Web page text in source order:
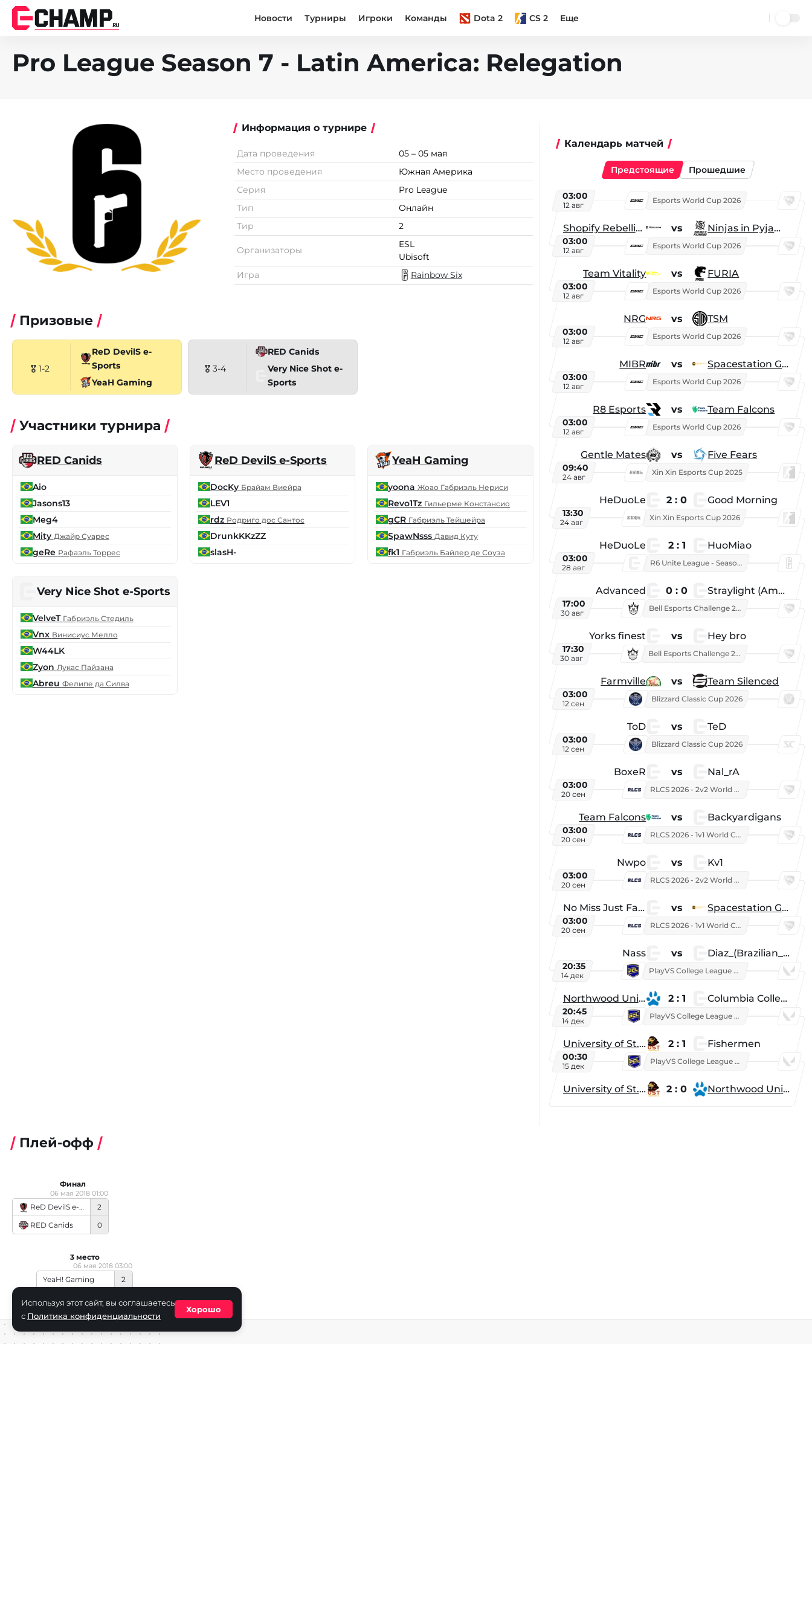
Новости Турниры Игроки Команды Dota 2 CS 2 Еще
Pro League Season 7 - Latin America: Relegation
Информация о турнире
Дата проведения
05 – 05 мая
Место проведения
Южная Америка
Серия
Pro League
Тип
Онлайн
Тир
2
Организаторы
ESL
Ubisoft
Игра
Rainbow Six
Призовые
🎖 1-2
ReD DevilS e-
Sports
YeaH Gaming
🎖 3-4
RED Canids
Very Nice Shot e-
Sports
Участники турнира
RED Canids
Aio
Jasons13
Meg4
Mity Джайр Суарес
geRe Рафаэль Торрес
ReD DevilS e-Sports
DocKy Брайам Виейра
LEV1
rdz Родриго дос Сантос
DrunkKKzZZ
slasH-
YeaH Gaming
yoona Жоао Габриэль Нериси
Revo1Tz Гильерме Констансио
gCR Габриэль Тейшейра
SpawNsss Давид Куту
fk1 Габриэль Байлер де Соуза
Very Nice Shot e-Sports
VelveT Габриэль Стедиль
Vnx Винисиус Мелло
W44LK
Zyon Лукас Пайзана
Abreu Фелипе да Силва
Календарь матчей
Предстоящие Прошедшие
03:00
12 авг
Esports World Cup 2026
Shopify Rebellion vs Ninjas in Pyjamas
03:00
12 авг
Esports World Cup 2026
Team Vitality vs FURIA
03:00
12 авг
Esports World Cup 2026
NRG vs TSM
03:00
12 авг
Esports World Cup 2026
MIBR vs Spacestation Gaming
03:00
12 авг
Esports World Cup 2026
R8 Esports vs Team Falcons
03:00
12 авг
Esports World Cup 2026
Gentle Mates vs Five Fears
09:40
24 авг
Xin Xin Esports Cup 2025
HeDuoLe 2 : 0 Good Morning
13:30
24 авг
Xin Xin Esports Cup 2026
HeDuoLe 2 : 1 HuoMiao
03:00
28 авг
R6 Unite League - Season 1
Advanced 0 : 0 Straylight (American team)
17:00
30 авг
Bell Esports Challenge 2026
Yorks finest vs Hey bro
17:30
30 авг
Bell Esports Challenge 2026
Farmville vs Team Silenced
03:00
12 сен
Blizzard Classic Cup 2026
ToD vs TeD
03:00
12 сен
Blizzard Classic Cup 2026
BoxeR vs Nal_rA
03:00
20 сен
RLCS 2026 - 2v2 World Championship
Team Falcons vs Backyardigans
03:00
20 сен
RLCS 2026 - 1v1 World Championship
Nwpo vs Kv1
03:00
20 сен
RLCS 2026 - 2v2 World Championship
No Miss Just Fake vs Spacestation Gaming
03:00
20 сен
RLCS 2026 - 1v1 World Championship
Nass vs Diaz_(Brazilian_Player)
20:35
14 дек
PlayVS College League 2025: Fall
Northwood University 2 : 1 Columbia College
20:45
14 дек
PlayVS College League 2025: Fall
University of St. Thomas 2 : 1 Fishermen
00:30
15 дек
PlayVS College League 2025: Fall
University of St. Thomas 2 : 0 Northwood University
Плей-офф
ReD DevilS e-Sports
2
RED Canids
0
06 мая 2018 01:00
Финал
YeaH! Gaming
2
06 мая 2018 03:00
3 место
Используя этот сайт, вы соглашаетесь
с Политика конфиденциальности
Хорошо